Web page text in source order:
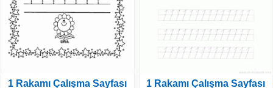
1 Rakamı Çalışma Sayfası 1 Rakamı Çalışma Sayfası